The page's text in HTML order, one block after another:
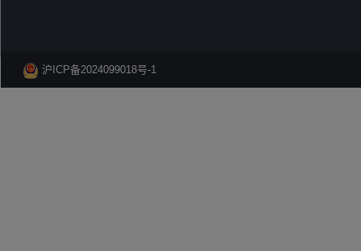
沪ICP备2024099018号-1